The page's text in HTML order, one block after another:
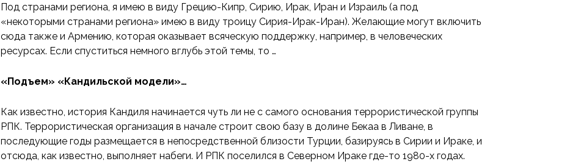
Под странами региона, я имею в виду Грецию-Кипр, Сирию, Ирак, Иран и Израиль (а под
«некоторыми странами региона» имею в виду троицу Сирия-Ирак-Иран). Желающие могут включить
сюда также и Армению, которая оказывает всяческую поддержку, например, в человеческих
ресурсах. Если спуститься немного вглубь этой темы, то …
«Подъем» «Кандильской модели»…
Как известно, история Кандиля начинается чуть ли не с самого основания террористической группы
РПК. Террористическая организация в начале строит свою базу в долине Бекаа в Ливане, в
последующие годы размещается в непосредственной близости Турции, базируясь в Сирии и Ираке, и
отсюда, как известно, выполняет набеги. И РПК поселился в Северном Ираке где-то 1980-х годах.